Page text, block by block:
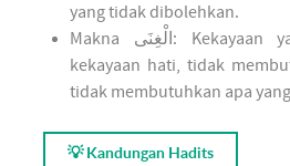
yang tidak dibolehkan.
Makna الْغِنَى: Kekayaan yang dimaksud adalah
kekayaan hati, tidak
tidak membutuhkan apa
💡 Kandungan Hadits